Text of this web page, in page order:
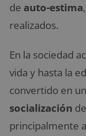
de auto-estima
realizados.
En la sociedad
vida y hasta la
convertido en
socialización
principalmente